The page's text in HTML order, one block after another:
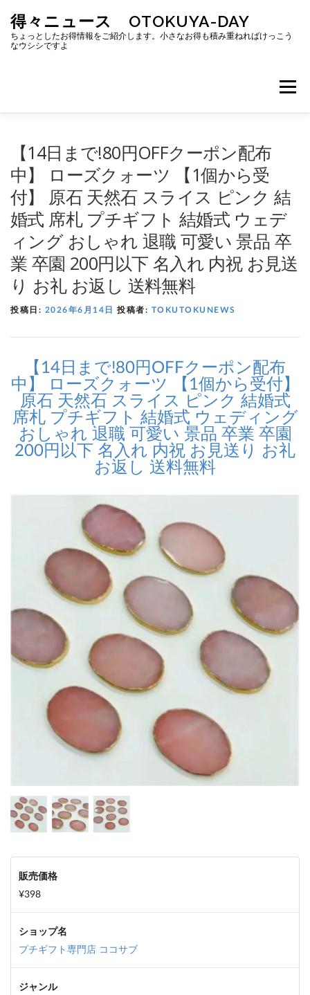
ッ
得々ニュース OTOKUYA-DAY
ちょっとしたお得情報をご紹介します。小さなお得も積み重ねればけっこう
なウシシですよ
メニュ
【14日まで!80円OFFクーポン配布
中】 ローズクォーツ 【1個から受
付】 原石 天然石 スライス ピンク 結
婚式 席札 プチギフト 結婚式 ウェデ
ィング おしゃれ 退職 可愛い 景品 卒
業 卒園 200円以下 名入れ 内祝 お見送
り お礼 お返し 送料無料
投稿日: 2026年6月14日 投稿者: TOKUTOKUNEWS
【14日まで!80円OFFクーポン配布
中】 ローズクォーツ 【1個から受付】
原石 天然石 スライス ピンク 結婚式
席札 プチギフト 結婚式 ウェディング
おしゃれ 退職 可愛い 景品 卒業 卒園
200円以下 名入れ 内祝 お見送り お礼
お返し 送料無料
販売価格
¥398
ショップ名
プチギフト専門店 ココサブ
ジャンル